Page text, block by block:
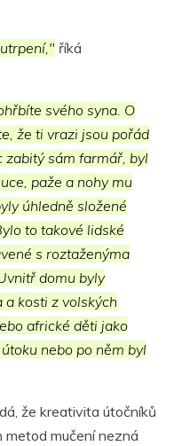
říká
svého syna. O
že ti vrazi jsou pořád
zabitý sám farmář, byl
paže a nohy mu
úhledně složené
to takové lidské
s roztaženýma
domu byly
kosti z volských
africké děti jako
nebo po něm byl
že kreativita útočníků
mučení nezná